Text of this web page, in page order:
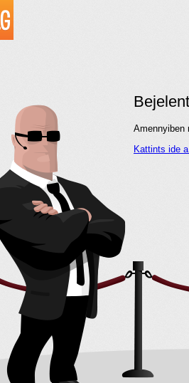
Amennyiben
Kattints ide